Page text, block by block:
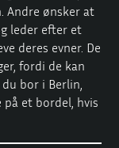
Andre ønsker at
leder efter et
deres evner. De
fordi de kan
bor i Berlin,
på et bordel, hvis